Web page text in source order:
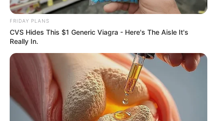
Surgeons: This Simple Method Ends Joint Pain &
FRIDAY PLANS
CVS Hides This $1 Generic Viagra - Here's The Aisle It's
Really In.